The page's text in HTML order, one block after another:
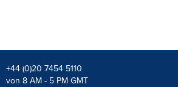
+44 (0)20 7454 5110
von 8 AM - 5 PM GMT